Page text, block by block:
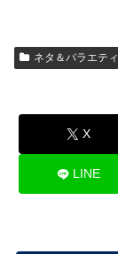
ネタ＆バラエティ
X
LINE